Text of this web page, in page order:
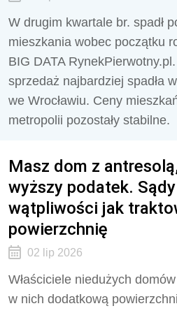
W drugim kwartale br. spadł
mieszkania wobec początku
BIG DATA
sprzedaż najbardziej spadła
we Wrocławiu. Ceny
metropolii pozostały stabilne.
Masz dom z
wyższy podatek.
wątpliwości jak
powierzchnię
02 lip 2026
Właściciele niedużych
w nich dodatkową